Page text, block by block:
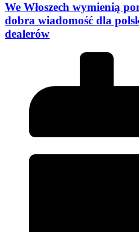
We Włoszech wymienią
dobra wiadomość dla
dealerów